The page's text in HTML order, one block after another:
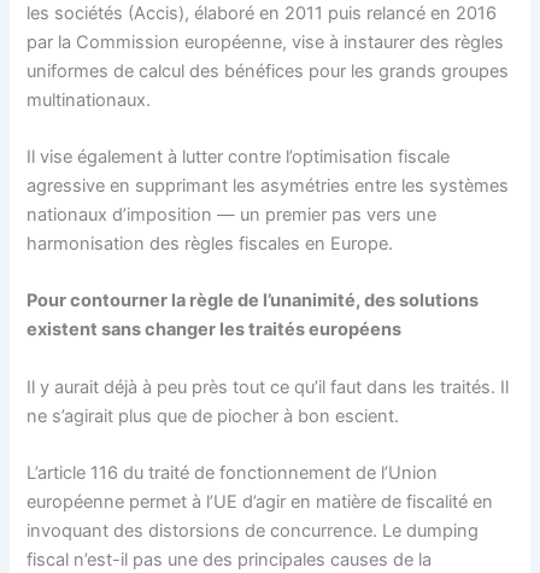
les sociétés (Accis), élaboré en 2011 puis relancé en 2016
par la Commission européenne, vise à instaurer des règles
uniformes de calcul des bénéfices pour les grands groupes
multinationaux.
Il vise également à lutter contre l’optimisation fiscale
agressive en supprimant les asymétries entre les systèmes
nationaux d’imposition — un premier pas vers une
harmonisation des règles fiscales en Europe.
Pour contourner la règle de l’unanimité, des solutions
existent sans changer les traités européens
Il y aurait déjà à peu près tout ce qu’il faut dans les traités. Il
ne s’agirait plus que de piocher à bon escient.
L’article 116 du traité de fonctionnement de l’Union
européenne permet à l’UE d’agir en matière de fiscalité en
invoquant des distorsions de concurrence. Le dumping
fiscal n’est-il pas une des principales causes de la